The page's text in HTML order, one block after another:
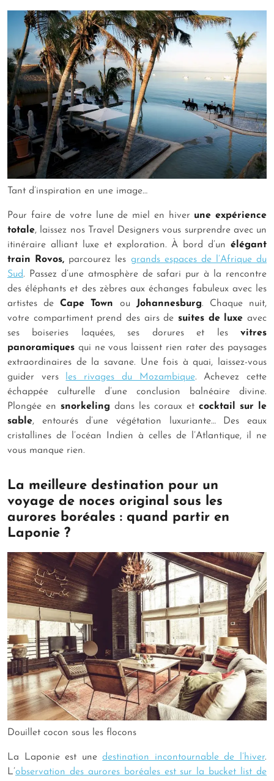
Tant d’inspiration en une image…
Pour faire de votre lune de miel en hiver une expérience
totale, laissez nos Travel Designers vous surprendre avec un
itinéraire alliant luxe et exploration. À bord d’un élégant
train Rovos, parcourez les grands espaces de l’Afrique du
Sud. Passez d’une atmosphère de safari pur à la rencontre
des éléphants et des zèbres aux échanges fabuleux avec les
artistes deCape Town ou Johannesburg. Chaque nuit,
votre compartiment prend des airs de suites de luxe avec
ses boiseries laquées, ses dorures et les vitres
panoramiques qui ne vous laissent rien rater des paysages
extraordinaires de la savane. Une fois à quai, laissez-vous
guider vers les rivages du Mozambique. Achevez cette
échappée culturelle d’une conclusion balnéaire divine.
Plongée en snorkeling dans les coraux et cocktail sur le
sable, entourés d’une végétation luxuriante… Des eaux
cristallines de l’océan Indien à celles de l’Atlantique, il ne
vous manque rien.
La meilleure destination pour un
voyage de noces original sous les
aurores boréales : quand partir en
Laponie ?
Douillet cocon sous les flocons
La Laponie est une destination incontournable de l’hiver.
L’observation des aurores boréales est sur la bucket list de